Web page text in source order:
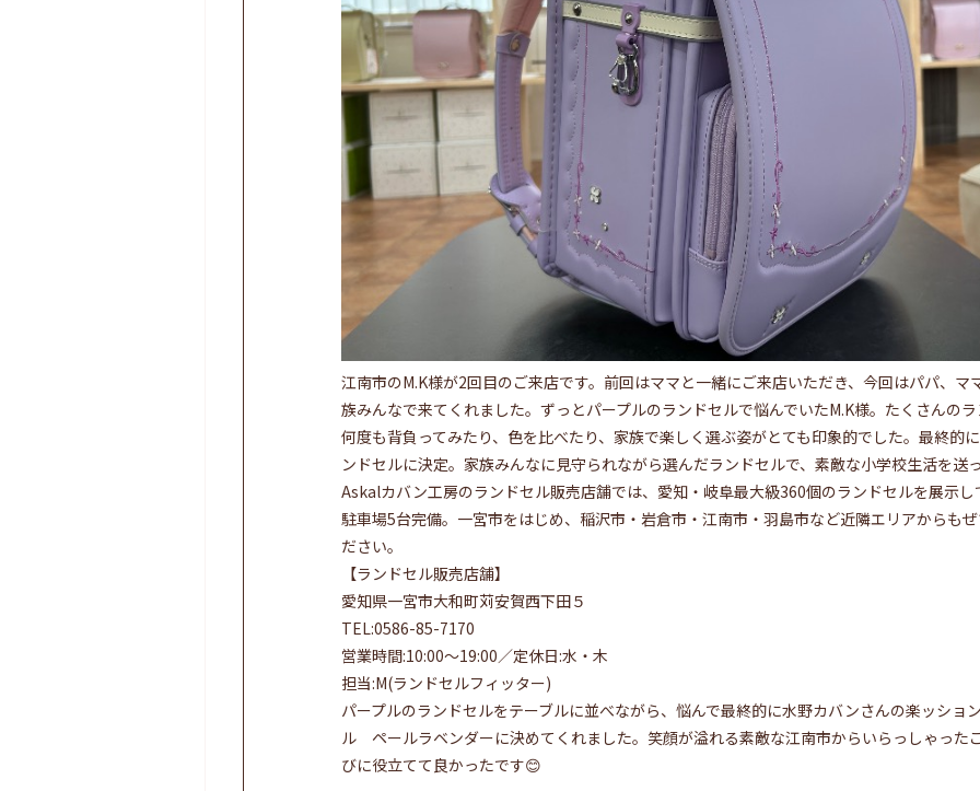
江南市のM.K様が2回目のご来店です。前回はママと一緒にご来店いただき、今回はパパ、マ
族みんなで来てくれました。ずっとパープルのランドセルで悩んでいたM.K様。たくさんの
何度も背負ってみたり、色を比べたり、家族で楽しく選ぶ姿がとても印象的でした。最終的
ンドセルに決定。家族みんなに見守られながら選んだランドセルで、素敵な小学校生活を送
Askalカバン工房のランドセル販売店舗では、愛知・岐阜最大級360個のランドセルを展示
駐車場5台完備。一宮市をはじめ、稲沢市・岩倉市・江南市・羽島市など近隣エリアからも
ださい。
【ランドセル販売店舗】
愛知県一宮市大和町苅安賀西下田５
TEL:0586-85-7170
営業時間:10:00〜19:00／定休日:水・木
担当:M(ランドセルフィッター)
パープルのランドセルをテーブルに並べながら、悩んで最終的に水野カバンさんの楽ッシ
ル ペールラベンダーに決めてくれました。笑顔が溢れる素敵な江南市からいらっしゃった
びに役立てて良かったです😊